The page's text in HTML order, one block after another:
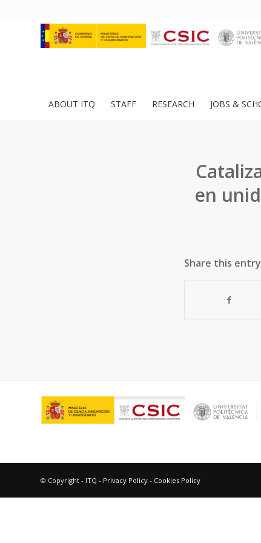
ABOUT ITQ STAFF RESEARCH JOBS &
en
Share this entry
© Copyright - ITQ - Privacy Policy - Cookies Policy